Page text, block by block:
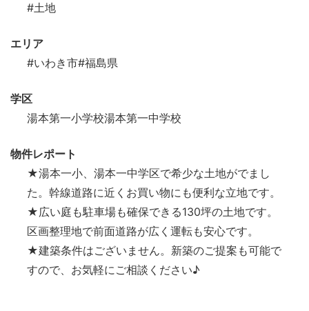
#土地
エリア
#いわき市#福島県
学区
湯本第一小学校湯本第一中学校
物件レポート
★湯本一小、湯本一中学区で希少な土地がでまし
た。幹線道路に近くお買い物にも便利な立地です。
★広い庭も駐車場も確保できる130坪の土地です。
区画整理地で前面道路が広く運転も安心です。
★建築条件はございません。新築のご提案も可能で
すので、お気軽にご相談ください♪